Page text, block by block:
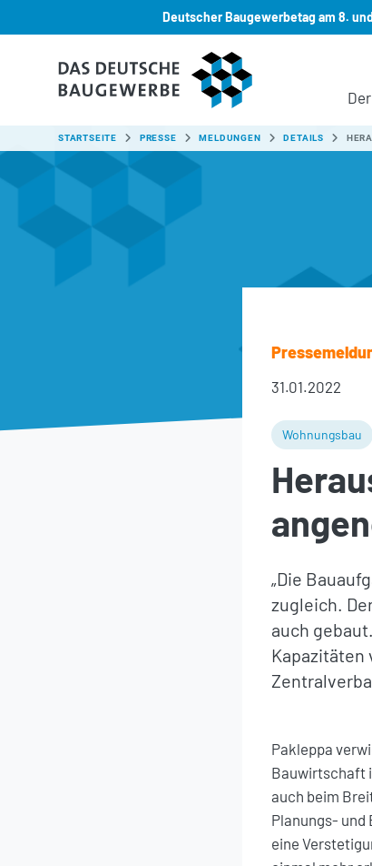
Deutscher Baugewerbetag am 8.
SIE SIND HIER:
STARTSEITE PRESSE MELDUNGEN DETAILS
31.01.2022
Wohnungsbau
„Die
zugleich.
auch
Kapazitäten
Pakleppa
Bauwirtschaft
auch beim
Planungs-
eine